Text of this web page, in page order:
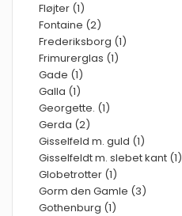
Fløjter (1)
Fontaine (2)
Frederiksborg (1)
Frimurerglas (1)
Gade (1)
Galla (1)
Georgette. (1)
Gerda (2)
Gisselfeld m. guld (1)
Gisselfeldt m. slebet kant (1)
Globetrotter (1)
Gorm den Gamle (3)
Gothenburg (1)